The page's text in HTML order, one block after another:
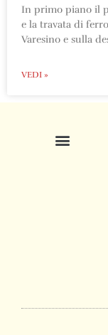
In primo piano il
e la travata di
Varesino e sulla
VEDI »